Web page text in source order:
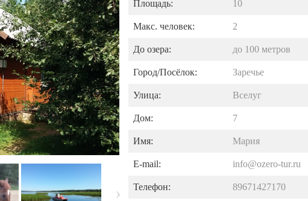
Площадь: 10
Макс. человек: 2
До озера: до 100метров
Город/Посёлок: Заречье
Улица: Вселуг
Дом: 7
Имя: Мария
E-mail: info@ozero-tur.ru
Телефон: 89671427170